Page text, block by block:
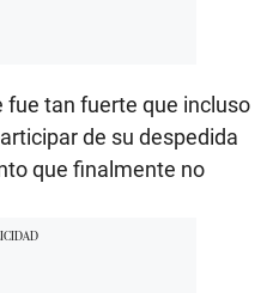
fue tan fuerte que incluso
de su despedida
que finalmente no